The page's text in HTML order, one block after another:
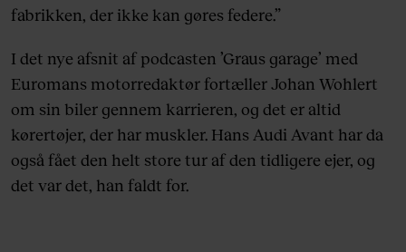
fabrikken, der ikke kan gøres federe.”
I det nye afsnit af podcasten ’Graus garage’ med
Euromans motorredaktør fortæller Johan Wohlert
om sin biler gennem karrieren, og det er altid
kørertøjer, der har muskler. Hans Audi Avant har da
også fået den helt store tur af den tidligere ejer, og
det var det, han faldt for.